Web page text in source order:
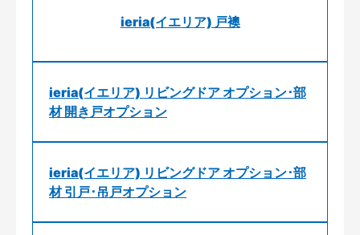
ieria(イエリア) 戸襖
ieria(イエリア) リビングドア オプション･部
材 開き戸オプション
ieria(イエリア) リビングドア オプション･部
材 引戸･吊戸オプション